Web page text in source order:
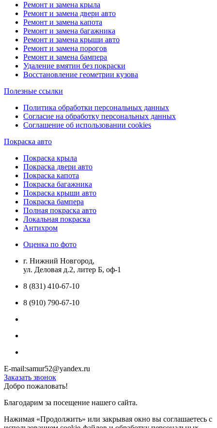
Ремонт и замена крыла
Ремонт и замена двери авто
Ремонт и замена капота
Ремонт и замена багажника
Ремонт и замена крыши авто
Ремонт и замена порогов
Ремонт и замена бампера
Удаление вмятин без покраски
Восстановление геометрии кузова
Полезные ссылки
Политика обработки персональных данных
Согласие на обработку персональных данных
Соглашение об использовании cookies
Покраска авто
Покраска крыла
Покраска двери авто
Покраска капота
Покраска багажника
Покраска крыши авто
Покраска бампера
Полная покраска авто
Локальная покраска
Антихром
Оценка по фото
г. Нижний Новгород,
ул. Деловая д.2, литер Б, оф-1
8 (831) 410-67-10
8 (910) 790-67-10
E-mail:samur52@yandex.ru
Заказать звонок
Добро пожаловать!
Благодарим за посещение нашего сайта.
Нажимая «Продолжить» или закрывая окно вы соглашаетесь с